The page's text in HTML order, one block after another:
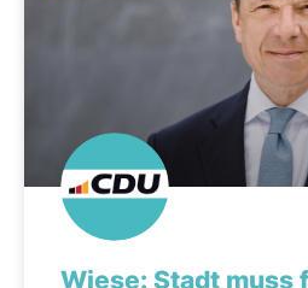
Wiese: Stadt muss